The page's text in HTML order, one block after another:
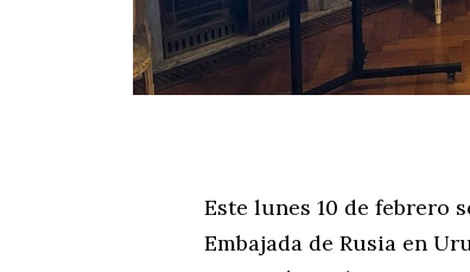
Este lunes 10 de febrero
Embajada de Rusia en